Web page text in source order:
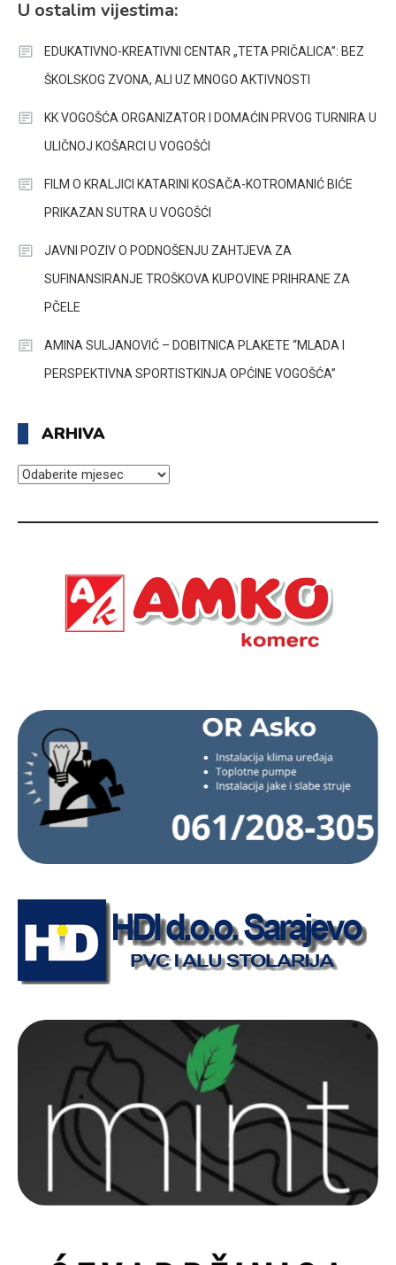
U ostalim vijestima:
EDUKATIVNO-KREATIVNI CENTAR „TETA PRIČALICA”: BEZ
ŠKOLSKOG ZVONA, ALI UZ MNOGO AKTIVNOSTI
KK VOGOŠĆA ORGANIZATOR I DOMAĆIN PRVOG TURNIRA U
ULIČNOJ KOŠARCI U VOGOŠĆI
FILM O KRALJICI KATARINI KOSAČA-KOTROMANIĆ BIĆE
PRIKAZAN SUTRA U VOGOŠĆI
JAVNI POZIV O PODNOŠENJU ZAHTJEVA ZA
SUFINANSIRANJE TROŠKOVA KUPOVINE PRIHRANE ZA
PČELE
AMINA SULJANOVIĆ – DOBITNICA PLAKETE “MLADA I
PERSPEKTIVNA SPORTISTKINJA OPĆINE VOGOŠĆA”
ARHIVA
ARHIVA